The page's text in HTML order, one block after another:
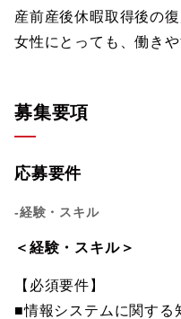
産前産後休暇取得後の
女性にとっても、働きや
募集要項
応募要件
-経験・スキル
＜経験・スキル＞
【必須要件】
■情報システムに関する